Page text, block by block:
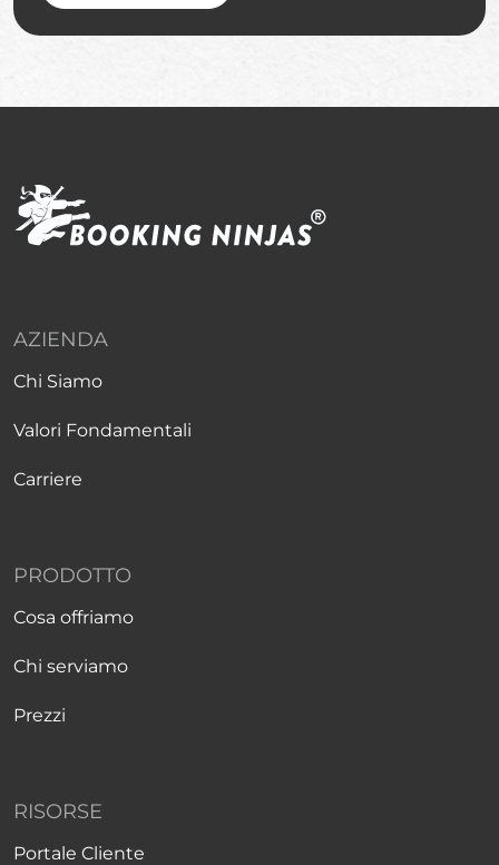
AZIENDA
Chi Siamo
Valori Fondamentali
Carriere
PRODOTTO
Cosa offriamo
Chi serviamo
Prezzi
RISORSE
Portale Cliente